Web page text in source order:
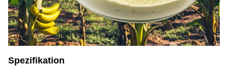
Spezifikation